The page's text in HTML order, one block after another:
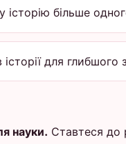
історію більше
історії для глибшого
науки. Ставтеся до